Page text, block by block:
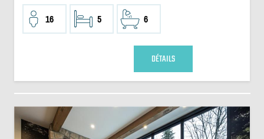
16 5 6
DÉTAILS